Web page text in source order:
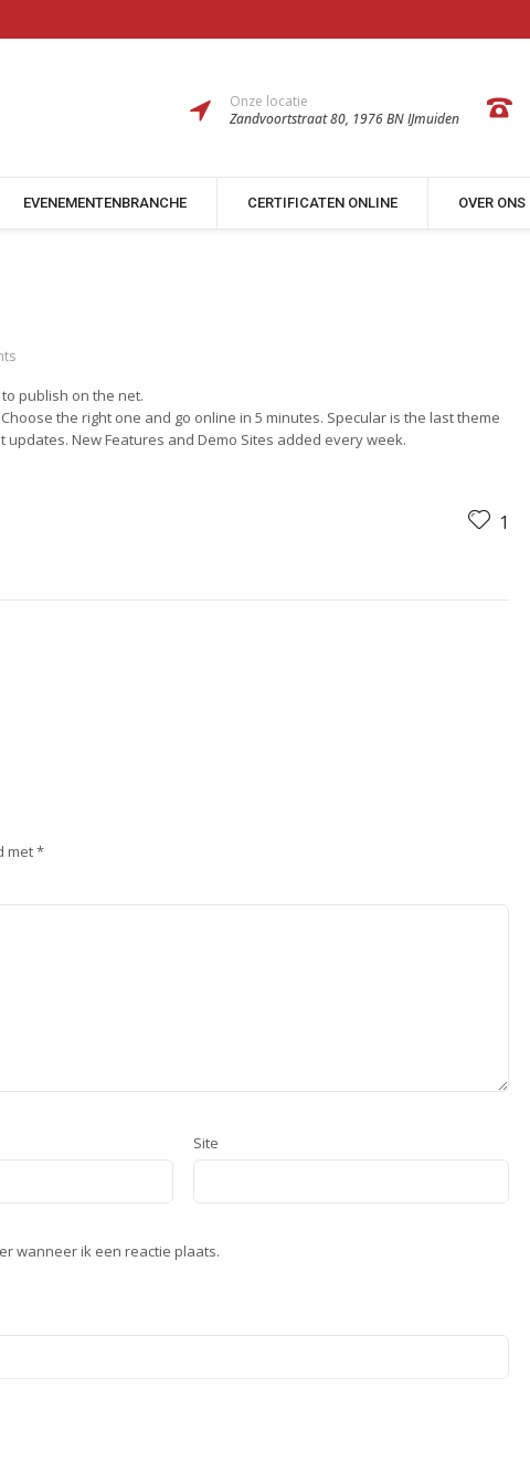
Onze locatie
Zandvoortstraat 80, 1976 BN IJmuiden
EVENEMENTENBRANCHE CERTIFICATEN ONLINE OVER ONS
publish on the net.
the right one and go online in 5 minutes. Specular is the last theme
New Features and Demo Sites added every week.
1
met*
Site
wanneer ik een reactie plaats.